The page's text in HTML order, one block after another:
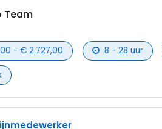
Team
- € 2.727,00 8 - 28 uur